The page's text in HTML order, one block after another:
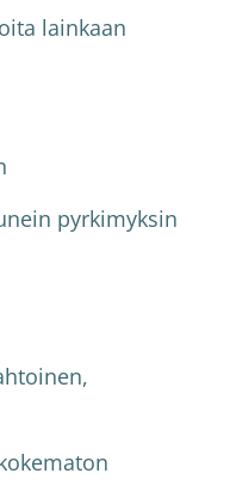
lainkaan
pyrkimyksin